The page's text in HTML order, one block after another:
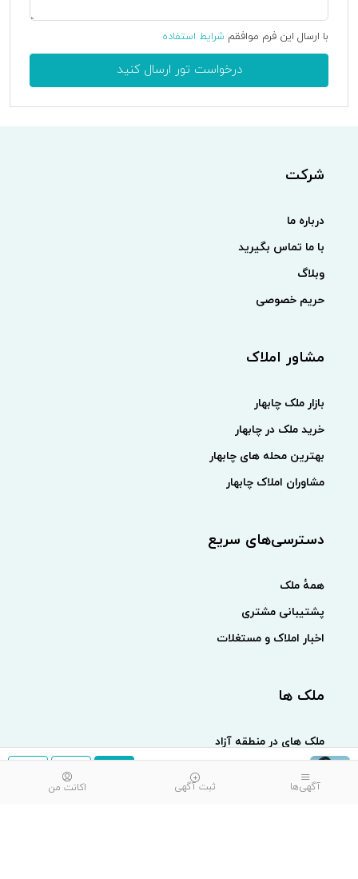
با ارسال این فرم موافقم شرایط استفاده
درخواست تور ارسال کنید
بهزاد عمرزهی
شرکت
درباره ما
با ما تماس بگیرید
وبلاگ
حریم خصوصی
مشاور املاک
بازار ملک چابهار
خرید ملک در چابهار
بهترین محله های چابهار
مشاوران املاک چابهار
دسترسی‌های سریع
همهٔ ملک
پشتیبانی مشتری
اخبار املاک و مستغلات
ملک ها
ملک های در منطقه آزاد
ملک های در گلشهر
آگهی‌ها ثبت آگهی اکانت من